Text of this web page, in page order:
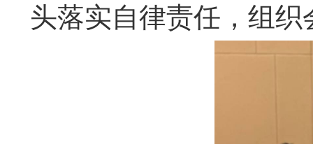
头落实自律责任，组